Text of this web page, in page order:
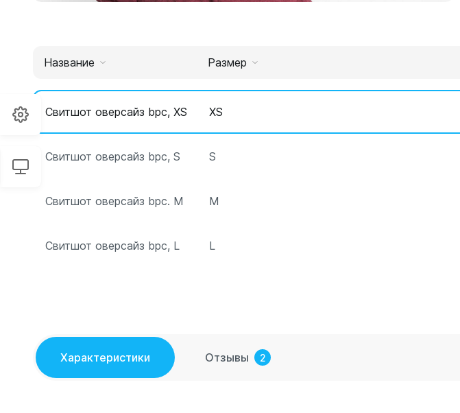
Название Размер
Свитшот оверсайз bpc, XS XS
Свитшот оверсайз bpc, S S
Свитшот оверсайз bpc. M M
Свитшот оверсайз bpc, L L
Характеристики Отзывы 2